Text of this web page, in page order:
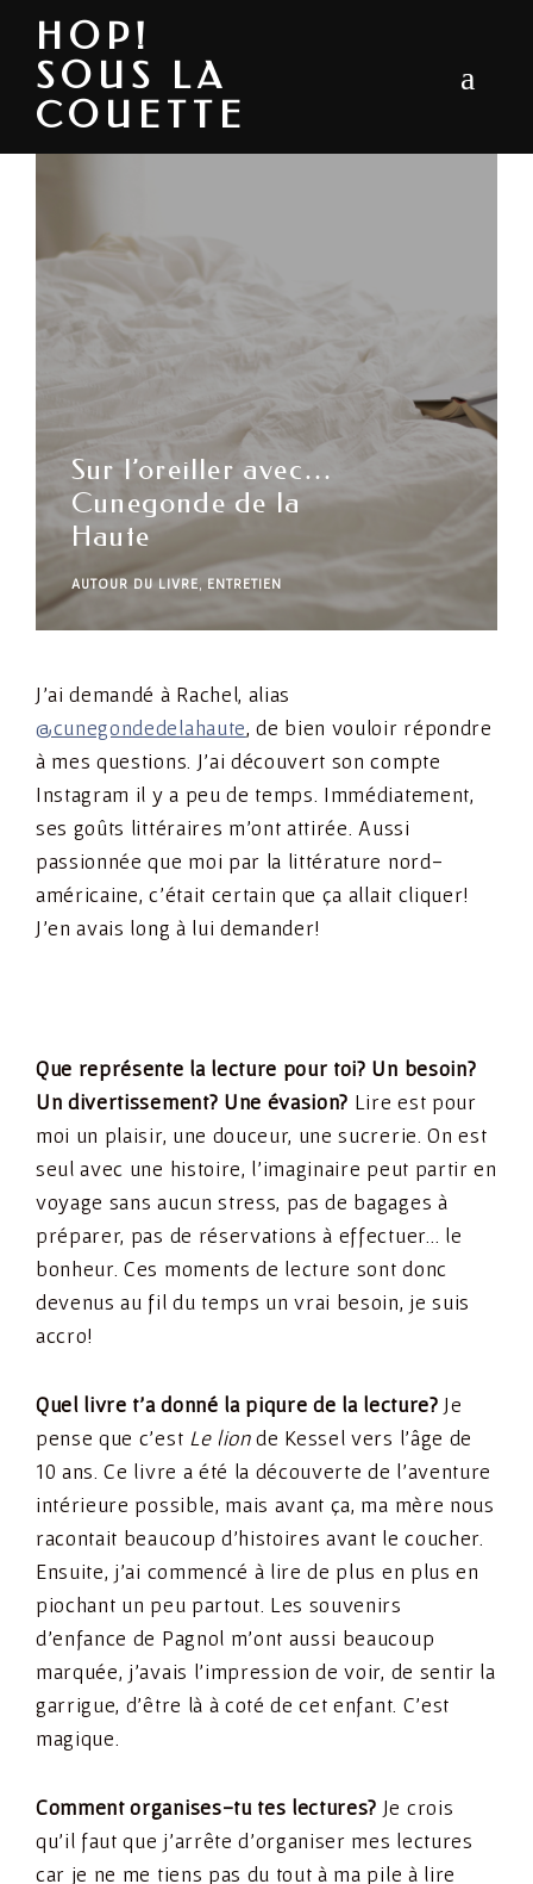
HOP!
SOUS LA
COUETTE
Sur l’oreiller avec…
Cunegonde de la
Haute
AUTOUR DU LIVRE ENTRETIEN
J’ai demandé à Rachel, alias
@cunegondedelahaute, de bien vouloir répondre
à mes questions. J’ai découvert son compte
Instagram il y a peu de temps. Immédiatement,
ses goûts littéraires m’ont attirée. Aussi
passionnée que moi par la littérature nord-
américaine, c’était certain que ça allait cliquer!
J’en avais long à lui demander!
Que représente la lecture pour toi? Un besoin?
Un divertissement? Une évasion? Lire est pour
moi un plaisir, une douceur, une sucrerie. On est
seul avec une histoire, l’imaginaire peut partir en
voyage sans aucun stress, pas de bagages à
préparer, pas de réservations à effectuer… le
bonheur. Ces moments de lecture sont donc
devenus au fil du temps un vrai besoin, je suis
accro!
Quel livre t’a donné la piqure de la lecture? Je
pense que c’est Le lionde Kessel vers l’âge de
10 ans. Ce livre a été la découverte de l’aventure
intérieure possible, mais avant ça, ma mère nous
racontait beaucoup d’histoires avant le coucher.
Ensuite, j’ai commencé à lire de plus en plus en
piochant un peu partout. Les souvenirs
d’enfance de Pagnol m’ont aussi beaucoup
marquée, j’avais l’impression de voir, de sentir la
garrigue, d’être là à coté de cet enfant. C’est
magique.
Comment organises-tu tes lectures? Je crois
qu’il faut que j’arrête d’organiser mes lectures
car je ne me tiens pas du tout à ma pile à lire